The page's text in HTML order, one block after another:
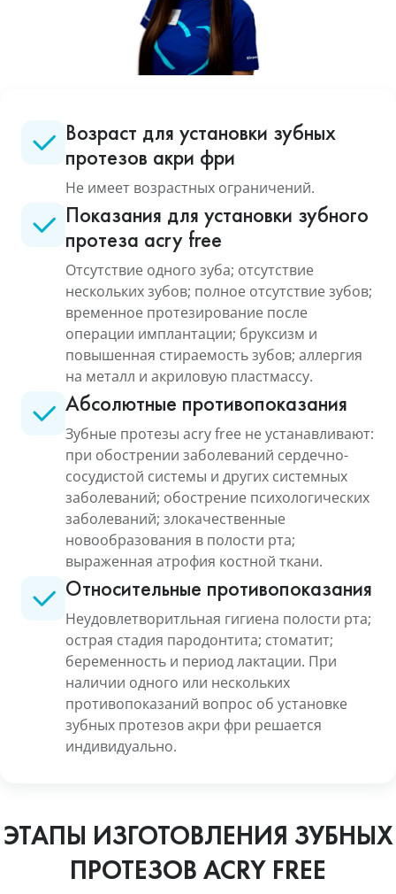
Возраст для установки зубных
протезов акри фри
Не имеет возрастных ограничений.
Показания для установки зубного
протеза acry free
Отсутствие одного зуба; отсутствие
нескольких зубов; полное отсутствие зубов;
временное протезирование после
операции имплантации; бруксизм и
повышенная стираемость зубов; аллергия
на металл и акриловую пластмассу.
Абсолютные противопоказания
Зубные протезы acry free не устанавливают:
при обострении заболеваний сердечно-
сосудистой системы и других системных
заболеваний; обострение психологических
заболеваний; злокачественные
новообразования в полости рта;
выраженная атрофия костной ткани.
Относительные противопоказания
Неудовлетворитльная гигиена полости рта;
острая стадия пародонтита; стоматит;
беременность и период лактации. При
наличии одного или нескольких
противопоказаний вопрос об установке
зубных протезов акри фри решается
индивидуально.
ЭТАПЫ ИЗГОТОВЛЕНИЯ ЗУБНЫХ
ПРОТЕЗОВ ACRY FREE